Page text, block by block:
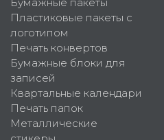
Бумажные пакеты
Пластиковые пакеты с
логотипом
Печать конвертов
Бумажные блоки для
записей
Квартальные календари
Печать папок
Металлические